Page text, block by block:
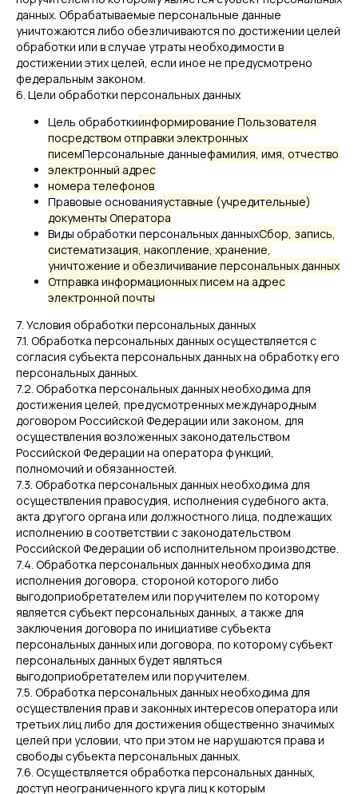
данных. Обрабатываемые персональные данные
уничтожаются либо обезличиваются по достижении целей
обработки или в случае утраты необходимости в
достижении этих целей, если иное не предусмотрено
федеральным законом.
6. Цели обработки персональных данных
Цель обработкиинформирование Пользователя
посредством отправки электронных
писемПерсональные данныефамилия, имя, отчество
электронный адрес
номера телефонов
Правовые основанияуставные (учредительные)
документы Оператора
Виды обработки персональных данныхСбор, запись,
систематизация, накопление, хранение,
уничтожение и обезличивание персональных данных
Отправка информационных писем на адрес
электронной почты
7. Условия обработки персональных данных
7.1. Обработка персональных данных осуществляется с
согласия субъекта персональных данных на обработку его
персональных данных.
7.2. Обработка персональных данных необходима для
достижения целей, предусмотренных международным
договором Российской Федерации или законом, для
осуществления возложенных законодательством
Российской Федерации на оператора функций,
полномочий и обязанностей.
7.3. Обработка персональных данных необходима для
осуществления правосудия, исполнения судебного акта,
акта другого органа или должностного лица, подлежащих
исполнению в соответствии с законодательством
Российской Федерации об исполнительном производстве.
7.4. Обработка персональных данных необходима для
исполнения договора, стороной которого либо
выгодоприобретателем или поручителем по которому
является субъект персональных данных, а также для
заключения договора по инициативе субъекта
персональных данных или договора, по которому субъект
персональных данных будет являться
выгодоприобретателем или поручителем.
7.5. Обработка персональных данных необходима для
осуществления прав и законных интересов оператора или
третьих лиц либо для достижения общественно значимых
целей при условии, что при этом не нарушаются права и
свободы субъекта персональных данных.
7.6. Осуществляется обработка персональных данных,
доступ неограниченного круга лиц к которым